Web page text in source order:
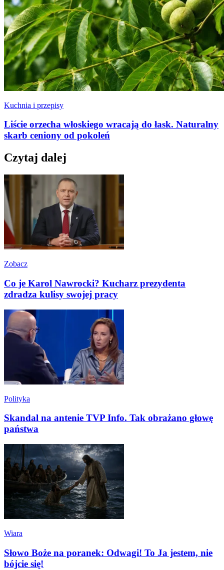
Kuchnia i przepisy
Liście orzecha włoskiego wracają do łask. Naturalny
skarb ceniony od pokoleń
Czytaj dalej
Zobacz
Co je Karol Nawrocki? Kucharz prezydenta
zdradza kulisy swojej pracy
Polityka
Skandal na antenie TVP Info. Tak obrażano głowę
państwa
Wiara
Słowo Boże na poranek: Odwagi! To Ja jestem, nie
bójcie się!